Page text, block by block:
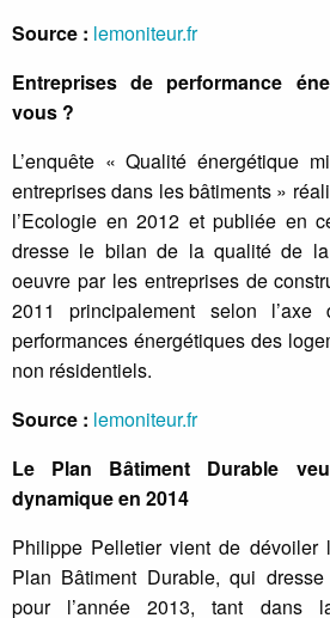
Source : lemoniteur.fr
Entreprises de performance
vous ?
L’enquête « Qualité énergétique
entreprises dans les bâtiments »
l’Ecologie en 2012 et publiée en
dresse le bilan de la qualité de
oeuvre par les entreprises de
2011 principalement selon l’axe
performances énergétiques des
non résidentiels.
Source : lemoniteur.fr
Le Plan Bâtiment Durable
dynamique en 2014
Philippe Pelletier vient de dévoiler
Plan Bâtiment Durable, qui
pour l’année 2013, tant dans